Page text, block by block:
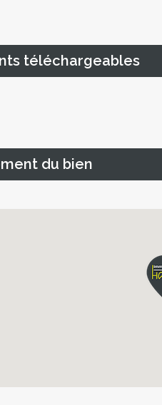
téléchargeables
du bien